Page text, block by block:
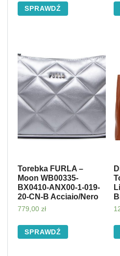
SPRAWDŹ
Torebka FURLA –
Moon WB00335-
BX0410-ANX00-1-019-
20-CN-B Acciaio/Nero
779,00 zł
SPRAWDŹ